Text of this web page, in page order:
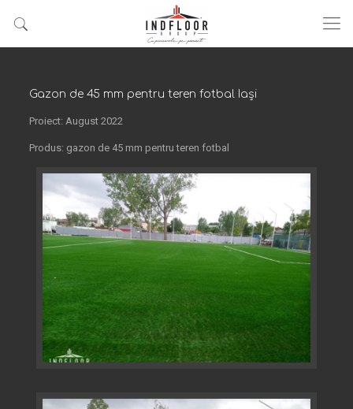
Gazon de 45 mm pentru teren fotbal Iași
Proiect: August 2022
Produs: gazon de 45 mm pentru teren fotbal